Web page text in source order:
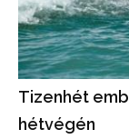
Tizenhét
hétvégén